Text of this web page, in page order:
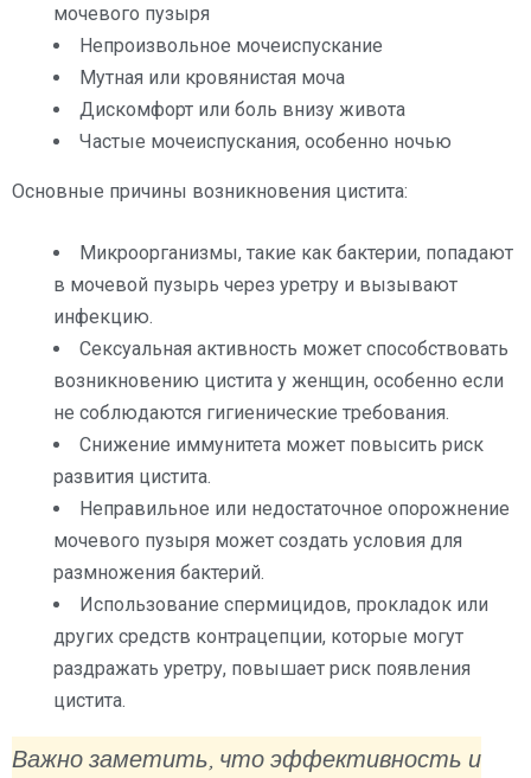
мочевого пузыря
Непроизвольное мочеиспускание
Мутная или кровянистая моча
Дискомфорт или боль внизу живота
Частые мочеиспускания, особенно ночью
Основные причины возникновения цистита:
Микроорганизмы, такие как бактерии, попадают
в мочевой пузырь через уретру и вызывают
инфекцию.
Сексуальная активность может способствовать
возникновению цистита у женщин, особенно если
не соблюдаются гигиенические требования.
Снижение иммунитета может повысить риск
развития цистита.
Неправильное или недостаточное опорожнение
мочевого пузыря может создать условия для
размножения бактерий.
Использование спермицидов, прокладок или
других средств контрацепции, которые могут
раздражать уретру, повышает риск появления
цистита.
Важно заметить, что эффективность и